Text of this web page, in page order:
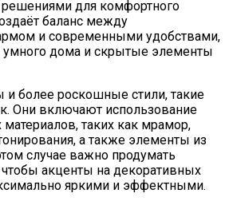
решениями для комфортного
баланс между
и современными удобствами,
умного дома и скрытые элементы
и более роскошные стили, такие
Они включают использование
таких как мрамор,
а также элементы из
случае важно продумать
акценты на декоративных
яркими и эффектными.